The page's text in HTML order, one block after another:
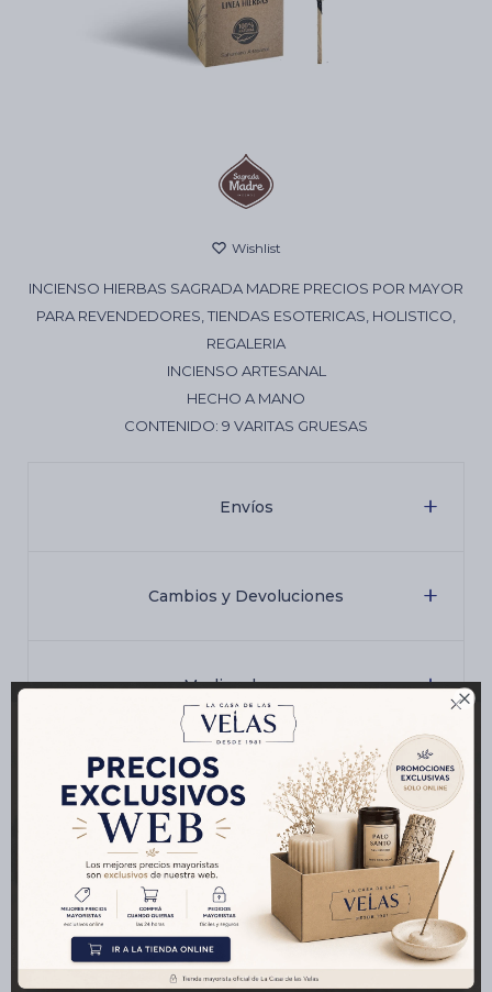

INCIENSO HIERBAS SAGRADA MADRE PRECIOS POR MAYOR
PARA REVENDEDORES, TIENDAS ESOTERICAS, HOLISTICO,
REGALERIA
INCIENSO ARTESANAL
HECHO A MANO
CONTENIDO: 9 VARITAS GRUESAS
Envíos
Cambios y Devoluciones
Medios de pago
Características
Productos que te pueden interesar
Artículos Esotéricos